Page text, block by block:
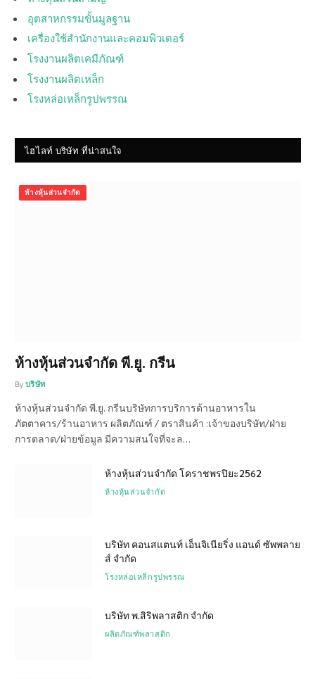
อุตสาหกรรมขั้นมูลฐาน
เครื่องใช้สำนักงานและคอมพิวเตอร์
โรงงานผลิตเคมีภัณฑ์
โรงงานผลิตเหล็ก
โรงหล่อเหล็กรูปพรรณ
ไฮไลท์ บริษัท ที่น่าสนใจ
ห้างหุ้นส่วนจำกัด
ห้างหุ้นส่วนจำกัด พี.ยู. กรีน
By บริษัท
ห้างหุ้นส่วนจำกัด พี.ยู. กรีนบริษัทการบริการด้านอาหารใน
ภัตตาคาร/ร้านอาหาร ผลิตภัณฑ์ / ตราสินค้า :เจ้าของบริษัท/ฝ่าย
การตลาด/ฝ่ายข้อมูล มีความสนใจที่จะล…
ห้างหุ้นส่วนจำกัด โคราชพรปิยะ2562
ห้างหุ้นส่วนจำกัด
บริษัท คอนสแตนท์ เอ็นจิเนียริ่ง แอนด์ ซัพพลาย
ส์ จำกัด
โรงหล่อเหล็กรูปพรรณ
บริษัท พ.สิริพลาสติก จำกัด
ผลิตภัณฑ์พลาสติก